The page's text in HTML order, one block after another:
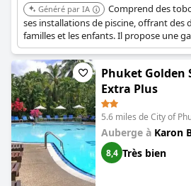
Généré par IA
Comprend des
ses installations de piscine, offrant des
familles et les enfants. Il propose une
d'activités pour un séjour confortable.
Phuket Golden
Extra Plus
5.6 miles de City of
Auberge à Karon
8,4 Très bien